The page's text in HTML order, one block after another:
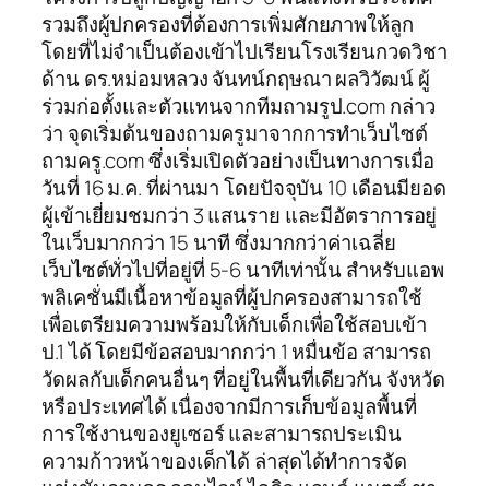
รวมถึงผู้ปกครองที่ต้องการเพิ่มศักยภาพให้ลูก
โดยที่ไม่จำเป็นต้องเข้าไปเรียนโรงเรียนกวดวิชา
ด้าน ดร.หม่อมหลวง จันทน์กฤษณา ผลวิวัฒน์ ผู้
ร่วมก่อตั้งและตัวแทนจากทีมถามรูป.com กล่าว
ว่า จุดเริ่มต้นของถามครูมาจากการทำเว็บไซต์
ถามครู.com ซึ่งเริ่มเปิดตัวอย่างเป็นทางการเมื่อ
วันที่ 16 ม.ค. ที่ผ่านมา โดยปัจจุบัน 10 เดือนมียอด
ผู้เข้าเยี่ยมชมกว่า 3 แสนราย และมีอัตราการอยู่
ในเว็บมากกว่า 15 นาที ซึ่งมากกว่าค่าเฉลี่ย
เว็บไซต์ทั่วไปที่อยู่ที่ 5-6 นาทีเท่านั้น สำหรับแอพ
พลิเคชั่นมีเนื้อหาข้อมูลที่ผู้ปกครองสามารถใช้
เพื่อเตรียมความพร้อมให้กับเด็กเพื่อใช้สอบเข้า
ป.1 ได้ โดยมีข้อสอบมากกว่า 1 หมื่นข้อ สามารถ
วัดผลกับเด็กคนอื่นๆ ที่อยู่ในพื้นที่เดียวกัน จังหวัด
หรือประเทศได้ เนื่องจากมีการเก็บข้อมูลพื้นที่
การใช้งานของยูเซอร์ และสามารถประเมิน
ความก้าวหน้าของเด็กได้ ล่าสุดได้ทำการจัด